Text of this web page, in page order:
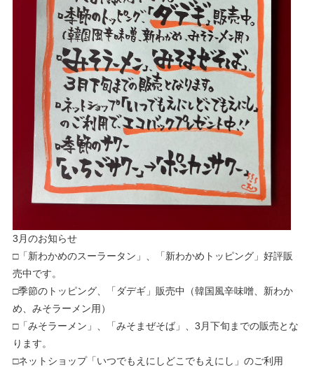
3月のお知らせ
□「新わかめのスーラータン」、「新わかめトッピング」好評販
売中です。
□季節のトッピング、「ダデギ」販売中（韓国風辛味噌、新わか
め、みそラーメン用）
□「みそラーメン」、「みそまぜそば」、3月下旬までの販売とな
ります。
□ネットショップ「いつでもえにしどこでもえにし」のご利用